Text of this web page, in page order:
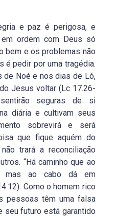
e paz é perigosa, e
ordem com Deus só
bem e os problemas não
é pedir por uma tragédia.
de Noé e nos dias de Ló,
Jesus voltar (Lc 17.26-
seguras de si
diária e cultivam seus
sobrevirá e será
que fique aquém do
trará a reconciliação
“Há caminho que ao
mas ao cabo dá em
Como o homem rico
pessoas têm uma falsa
seu futuro está garantido